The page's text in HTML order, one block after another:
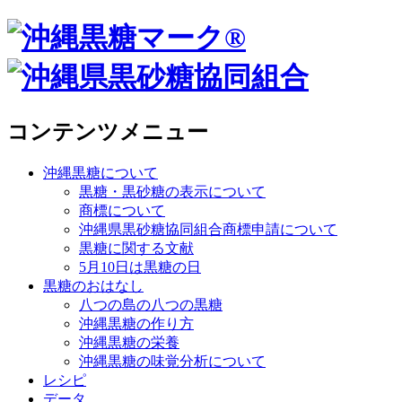
コンテンツメニュー
沖縄黒糖について
黒糖・黒砂糖の表示について
商標について
沖縄県黒砂糖協同組合商標申請について
黒糖に関する文献
5月10日は黒糖の日
黒糖のおはなし
八つの島の八つの黒糖
沖縄黒糖の作り方
沖縄黒糖の栄養
沖縄黒糖の味覚分析について
レシピ
データ